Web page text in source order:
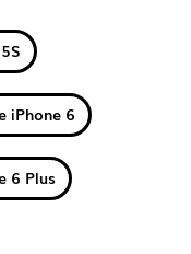
iPhone 6
6 Plus